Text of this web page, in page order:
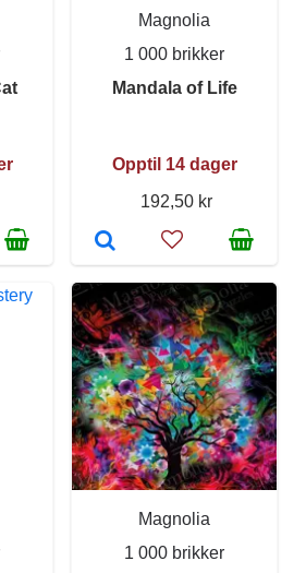
Magnolia
1 000 brikker
Mandala of Life
Opptil 14 dager
192,50 kr
Magnolia
1 000 brikker